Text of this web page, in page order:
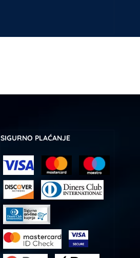
SIGURNO PLAĆANJE